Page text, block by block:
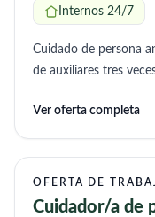
Internos 24/7
Cuidado de persona
de auxiliares tres
Ver oferta completa
OFERTA DE
Cuidador/a de